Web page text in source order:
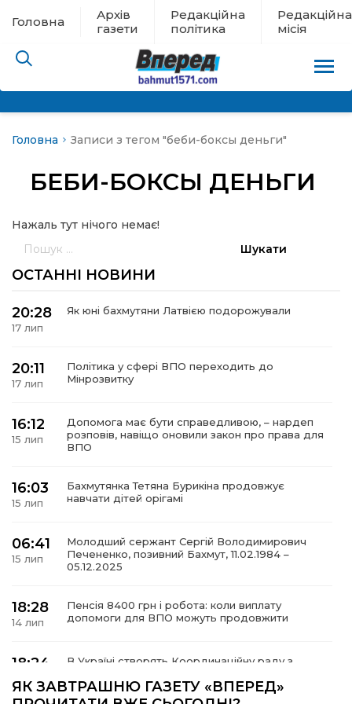
Головна
Архів
газети
Редакційна
політика
Редакційна
місія
евакуації
новини
місія
Головна Записи з тегом "беби-боксы деньги"
БЕБИ-БОКСЫ ДЕНЬГИ
Нажаль тут нічого немає!
ОСТАННІ НОВИНИ
20:28
17 лип
Як юні бахмутяни Латвією подорожували
20:11
17 лип
Політика у сфері ВПО переходить до
Мінрозвитку
16:12
15 лип
Допомога має бути справедливою, – нардеп
розповів, навіщо оновили закон про права для
ВПО
16:03
15 лип
Бахмутянка Тетяна Бурикіна продовжує
навчати дітей орігамі
06:41
15 лип
Молодший сержант Сергій Володимирович
Печененко, позивний Бахмут, 11.02.1984 –
05.12.2025
18:28
14 лип
Пенсія 8400 грн і робота: коли виплату
допомоги для ВПО можуть продовжити
18:24
В Україні створять Координаційну раду з
кордону
ЯК ЗАВТРАШНЮ ГАЗЕТУ «ВПЕРЕД»